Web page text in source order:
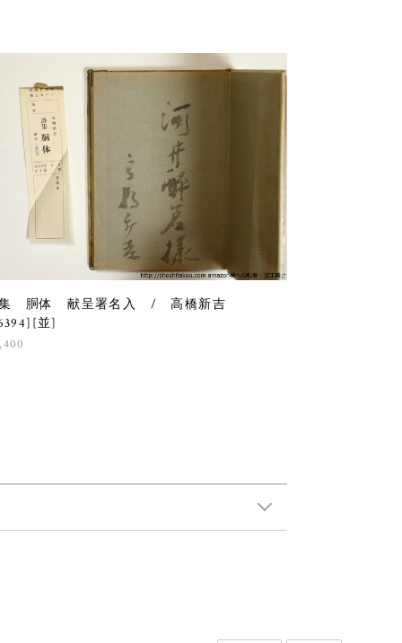
集 胴体 献呈署名入 / 高橋新吉
並]